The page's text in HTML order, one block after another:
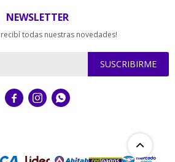
NEWSLETTER
recibí todas nuestras novedades!
SUSCRIBIRME
  